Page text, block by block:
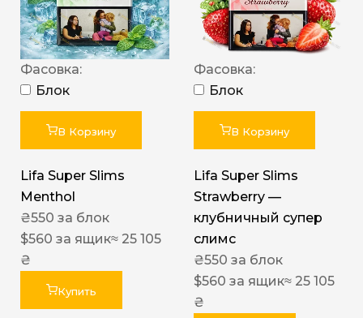
Фасовка:
Блок
В Корзину
Lifa Super Slims
Menthol
₴550 за блок
$560 за ящик≈ 25 105
₴
Купить
Фасовка:
Блок
В Корзину
Lifa Super Slims
Strawberry —
клубничный супер
слимс
₴550 за блок
$560 за ящик≈ 25 105
₴